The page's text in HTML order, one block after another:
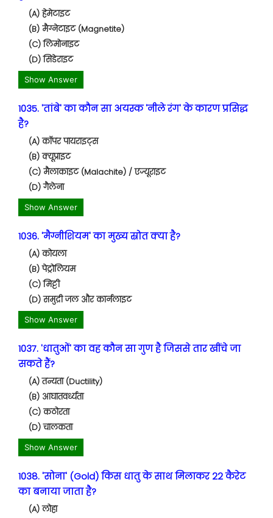
(A) हेमेटाइट
(B) मैग्नेटाइट (Magnetite)
(C) लिमोनाइट
(D) सिडेराइट
Show Answer
1035. 'तांबे' का कौन सा अयस्क 'नीले रंग' के कारण प्रसिद्ध
है?
(A) कॉपर पायराइट्स
(B) क्यूप्राइट
(C) मैलाकाइट (Malachite) / एज्यूराइट
(D) गैलेना
Show Answer
1036. 'मैग्नीशियम' का मुख्य स्रोत क्या है?
(A) कोयला
(B) पेट्रोलियम
(C) मिट्टी
(D) समुद्री जल और कार्नलाइट
Show Answer
1037. 'धातुओं' का वह कौन सा गुण है जिससे तार खींचे जा
सकते हैं?
(A) तन्यता (Ductility)
(B) आघातवर्ध्यता
(C) कठोरता
(D) चालकता
Show Answer
1038. 'सोना' (Gold) किस धातु के साथ मिलाकर 22 कैरेट
का बनाया जाता है?
(A) लोहा